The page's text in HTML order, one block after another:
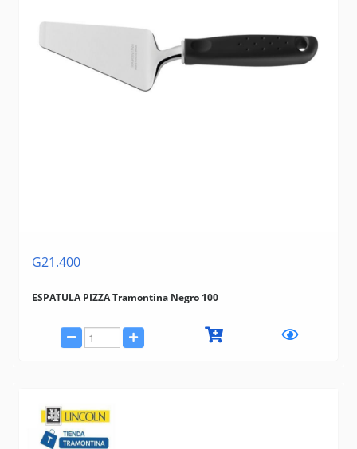
G21.400
ESPATULA PIZZA Tramontina Negro 100